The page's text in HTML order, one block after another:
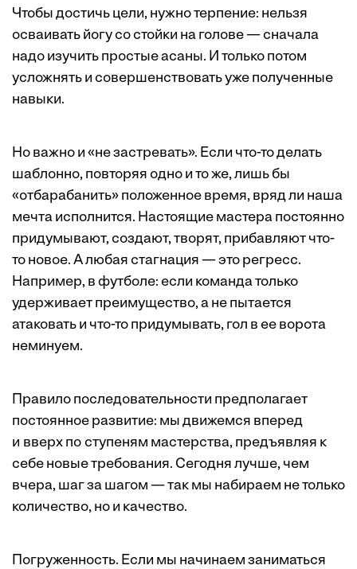
Чтобы достичь цели, нужно терпение: нельзя
осваивать йогу со стойки на голове — сначала
надо изучить простые асаны. И только потом
усложнять и совершенствовать уже полученные
навыки.
Но важно и «не застревать». Если что-то делать
шаблонно, повторяя одно и то же, лишь бы
«отбарабанить» положенное время, вряд ли наша
мечта исполнится. Настоящие мастера постоянно
придумывают, создают, творят, прибавляют что-
то новое. А любая стагнация — это регресс.
Например, в футболе: если команда только
удерживает преимущество, а не пытается
атаковать и что-то придумывать, гол в ее ворота
неминуем.
Правило последовательности предполагает
постоянное разви­тие: мы движемся вперед
и вверх по ступеням мастерства, предъявляя к
себе новые требования. Сегодня лучше, чем
вчера, шаг за шагом — так мы набираем не только
количество, но и качество.
Погруженность. Если мы начинаем заниматься